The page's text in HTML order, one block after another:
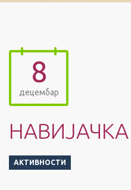
8
децембар
АКТИВНОСТИ